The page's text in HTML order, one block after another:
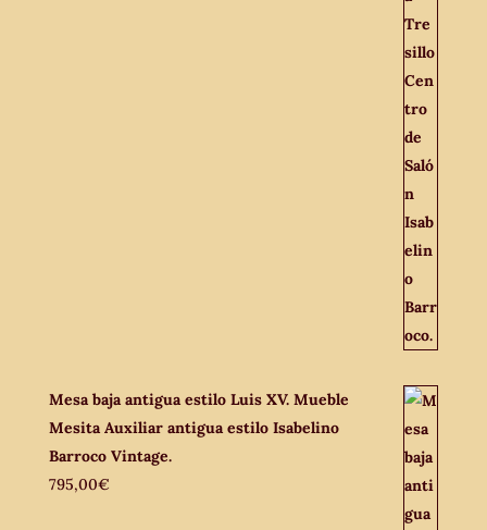
Mesa baja antigua estilo Luis XV. Mueble
Mesita Auxiliar antigua estilo Isabelino
Barroco Vintage.
795,00€